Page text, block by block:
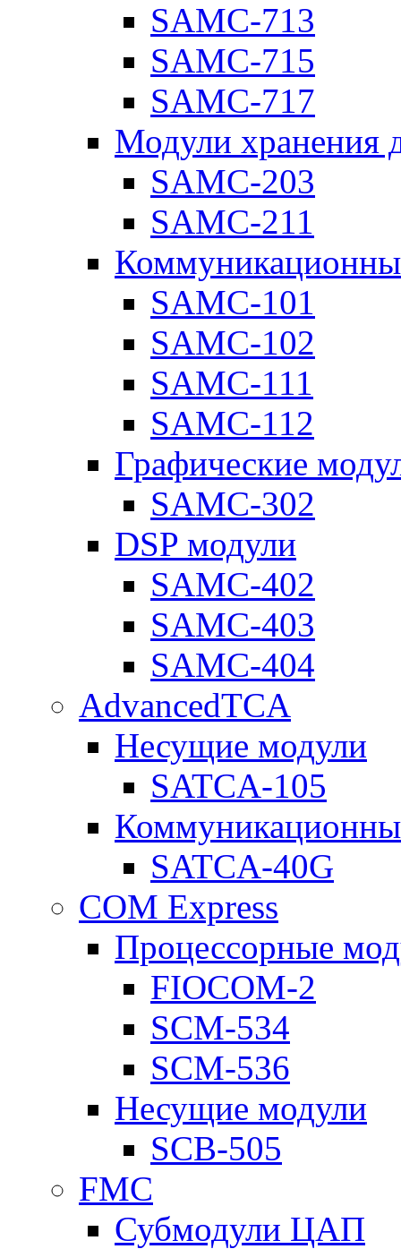
SAMC-713
SAMC-715
SAMC-717
Модули хранения
SAMC-203
SAMC-211
SAMC-101
SAMC-102
SAMC-111
SAMC-112
Графические
SAMC-302
DSP модули
SAMC-402
SAMC-403
SAMC-404
AdvancedTCA
Несущие модули
SATCA-105
SATCA-40G
COM Express
Процессорные
FIOCOM-2
SCM-534
SCM-536
Несущие модули
SCB-505
FMC
Субмодули ЦАП